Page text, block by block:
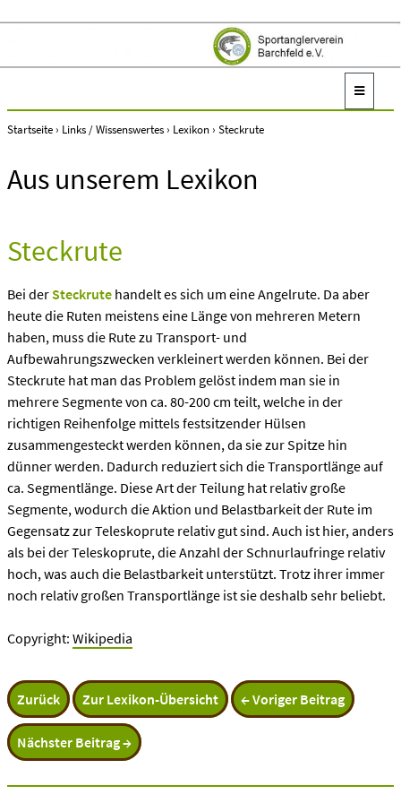
Startseite› Links / Wissenswertes› Lexikon› Steckrute
Aus unserem Lexikon
Steckrute
Bei derSteckrute handelt es sich um eine Angelrute. Da aber
heute die Ruten meistens eine Länge von mehreren Metern
haben, muss die Rute zu Transport- und
Aufbewahrungszwecken verkleinert werden können. Bei der
Steckrute hat man das Problem gelöst indem man sie in
mehrere Segmente von ca. 80-200 cm teilt, welche in der
richtigen Reihenfolge mittels festsitzender Hülsen
zusammengesteckt werden können, da sie zur Spitze hin
dünner werden. Dadurch reduziert sich die Transportlänge auf
ca. Segmentlänge. Diese Art der Teilung hat relativ große
Segmente, wodurch die Aktion und Belastbarkeit der Rute im
Gegensatz zur Teleskoprute relativ gut sind. Auch ist hier, anders
als bei der Teleskoprute, die Anzahl der Schnurlaufringe relativ
hoch, was auch die Belastbarkeit unterstützt. Trotz ihrer immer
noch relativ großen Transportlänge ist sie deshalb sehr beliebt.
Copyright: Wikipedia
Zurück Zur Lexikon-Übersicht ← Voriger Beitrag
Nächster Beitrag →